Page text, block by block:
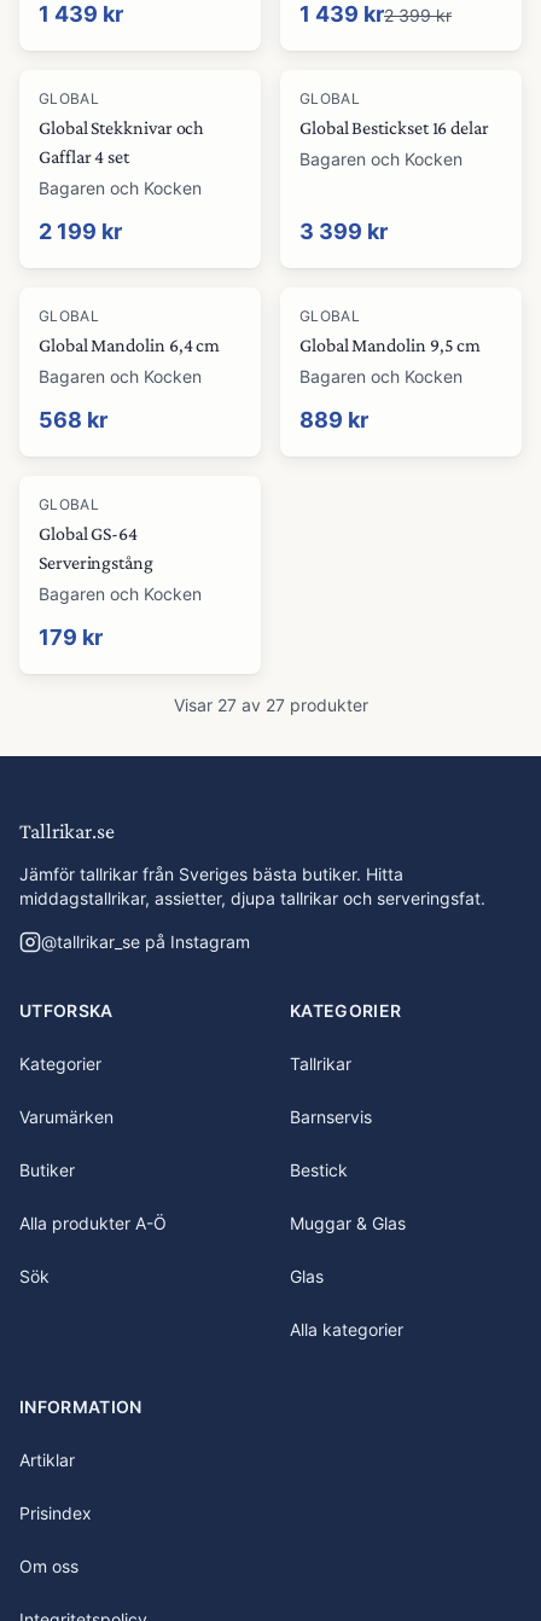
1 439 kr 1 439 kr2 399 kr
GLOBAL
Global Stekknivar och
Gafflar 4 set
Bagaren och Kocken
2 199 kr
GLOBAL
Global Bestickset 16 delar
Bagaren och Kocken
3 399 kr
GLOBAL
Global Mandolin 6,4 cm
Bagaren och Kocken
568 kr
GLOBAL
Global Mandolin 9,5 cm
Bagaren och Kocken
889 kr
GLOBAL
Global GS-64
Serveringstång
Bagaren och Kocken
179 kr
Visar 27av 27produkter
Tallrikar.se
Jämför tallrikar från Sveriges bästa butiker. Hitta
middagstallrikar, assietter, djupa tallrikar och serveringsfat.
@tallrikar_se på Instagram
UTFORSKA
Kategorier
Varumärken
Butiker
Alla produkter A-Ö
Sök
KATEGORIER
Tallrikar
Barnservis
Bestick
Muggar & Glas
Glas
Alla kategorier
INFORMATION
Artiklar
Prisindex
Om oss